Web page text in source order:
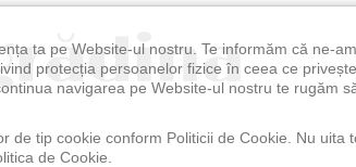
ta pe Website-ul nostru. Te informăm că ne-
protecția persoanelor fizice în ceea ce
navigarea pe Website-ul nostru te rugăm
de tip cookie conform Politicii de Cookie. Nu uita
de Cookie.